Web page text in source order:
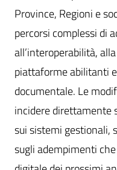
Province, Regioni e
percorsi complessi di
all’interoperabilità,
piattaforme abilitanti
documentale. Le
incidere direttamente
sui sistemi gestionali,
sugli adempimenti